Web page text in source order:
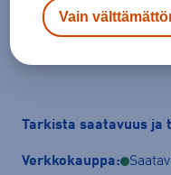
Tarkista saatavuus ja
Verkkokauppa:
Vain